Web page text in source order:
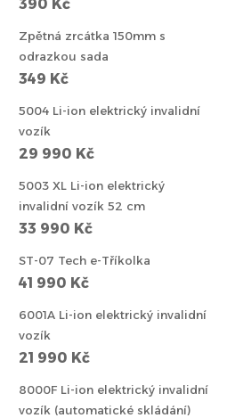
390 Kč
Zpětná zrcátka 150mm s
odrazkou sada
349 Kč
5004 Li-ion elektrický invalidní
vozík
29 990 Kč
5003 XL Li-ion elektrický
invalidní vozík 52 cm
33 990 Kč
ST-07 Tech e-Tříkolka
41 990 Kč
6001A Li-ion elektrický invalidní
vozík
21 990 Kč
8000F Li-ion elektrický invalidní
vozík (automatické skládání)